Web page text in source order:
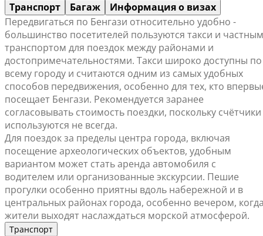
Транспорт Багаж
Информация о визах
Передвигаться по Бенгази относительно удобно -
большинство посетителей пользуются такси и частным
транспортом для поездок между районами и
достопримечательностями. Такси широко доступны по
всему городу и считаются одним из самых удобных
способов передвижения, особенно для тех, кто
посещает Бенгази. Рекомендуется заранее
согласовывать стоимость поездки, поскольку счётчики
используются не всегда.
Для поездок за пределы центра города, включая
посещение археологических объектов, удобным
вариантом может стать аренда автомобиля с
водителем или организованные экскурсии. Пешие
прогулки особенно приятны вдоль набережной и в
центральных районах города, особенно вечером,
жители выходят наслаждаться морской атмосферой.
Транспорт